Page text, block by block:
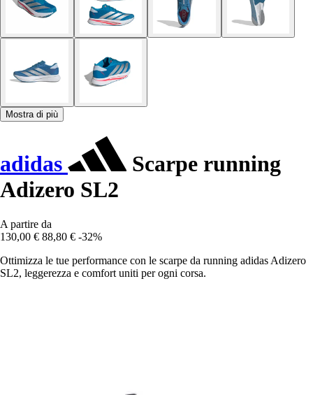
Mostra di più
adidas
Scarpe running
Adizero SL2
A partire da
130,00 € 88,80 € -32%
Ottimizza le tue performance con le scarpe da running adidas Adizero
SL2, leggerezza e comfort uniti per ogni corsa.